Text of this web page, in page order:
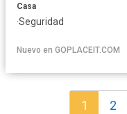
Casa
·Seguridad
Nuevo en GOPLACEIT.COM
1 2